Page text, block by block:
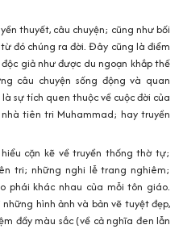
thuyết, câu chuyện; cũng như bối
đó chúng ra đời. Đây cũng là điểm
giả như được du ngoạn khắp thế
câu chuyện sống động và quan
sự tích quen thuộc về cuộc đời của
tiên tri Muhammad; hay truyền
cặn kẽ về truyền thống thờ tự;
tri; những nghi lễ trang nghiêm;
phái khác nhau của mỗi tôn giáo.
hình ảnh và bản vẽ tuyệt đẹp,
đầy màu sắc (về cả nghĩa đen lẫn